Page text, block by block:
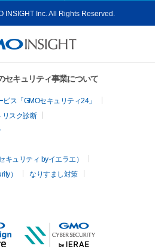
INSIGHT Inc. All Rights Reserved.
セキュリティ事業について
ス「GMOセキュリティ24」
リスク診断
ュリティ byイエラエ）
）
なりすまし対策